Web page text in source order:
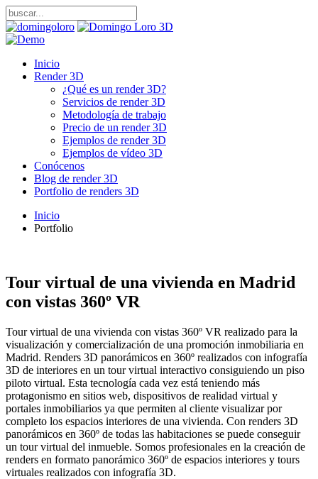
Inicio
Render 3D
¿Qué es un render 3D?
Servicios de render 3D
Metodología de trabajo
Precio de un render 3D
Ejemplos de render 3D
Ejemplos de vídeo 3D
Conócenos
Blog de render 3D
Portfolio de renders 3D
Inicio
Portfolio
Tour virtual de una vivienda en Madrid
con vistas 360º VR
Tour virtual de una vivienda con vistas 360º VR realizado para la
visualización y comercialización de una promoción inmobiliaria en
Madrid. Renders 3D panorámicos en 360º realizados con infografía
3D de interiores en un tour virtual interactivo consiguiendo un piso
piloto virtual. Esta tecnología cada vez está teniendo más
protagonismo en sitios web, dispositivos de realidad virtual y
portales inmobiliarios ya que permiten al cliente visualizar por
completo los espacios interiores de una vivienda. Con renders 3D
panorámicos en 360º de todas las habitaciones se puede conseguir
un tour virtual del inmueble. Somos profesionales en la creación de
renders en formato panorámico 360º de espacios interiores y tours
virtuales realizados con infografía 3D.